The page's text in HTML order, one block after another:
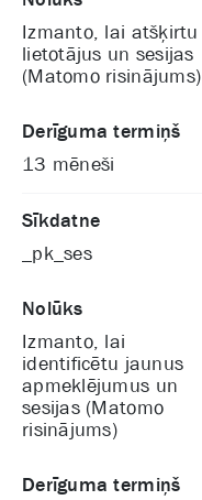
Izmanto, lai atšķirtu
lietotājus un sesijas
(Matomo risinājums)
Derīguma termiņš
13 mēneši
Sīkdatne
_pk_ses
Nolūks
Izmanto, lai
identificētu jaunus
apmeklējumus un
sesijas (Matomo
risinājums)
Derīguma termiņš